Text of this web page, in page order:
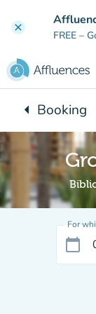
clear
FREE –
arrow_leftBack to:
Booking
For
calendar_today